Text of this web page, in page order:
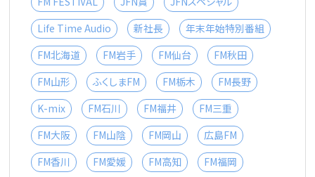
Life Time Audio
新社長
年末年始特別番組
FM北海道
FM岩手 FM仙台
FM秋田
FM山形
ふくしまFM FM栃木
FM長野
K-mix
FM石川 FM福井
FM三重
FM大阪
FM山陰 FM岡山
広島FM
FM香川
FM愛媛 FM高知
FM福岡